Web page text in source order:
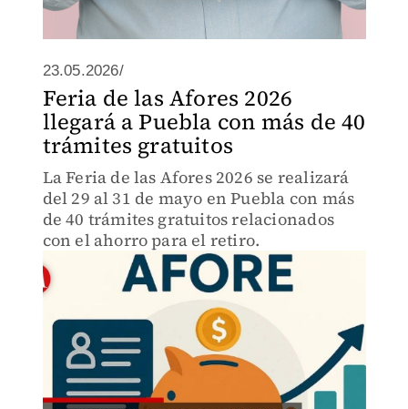
23.05.2026/
Feria de las Afores 2026
llegará a Puebla con más de 40
trámites gratuitos
La Feria de las Afores 2026 se realizará
del 29 al 31 de mayo en Puebla con más
de 40 trámites gratuitos relacionados
con el ahorro para el retiro.